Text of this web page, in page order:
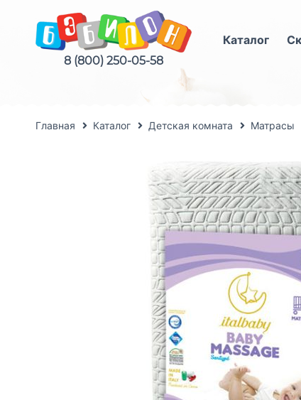
8 (800) 250-05-58
Каталог
Главная Каталог Детская комната Матрасы